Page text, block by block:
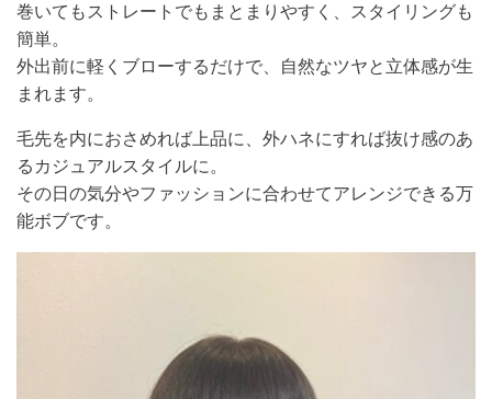
巻いてもストレートでもまとまりやすく、スタイリングも
簡単。
外出前に軽くブローするだけで、自然なツヤと立体感が生
まれます。
毛先を内におさめれば上品に、外ハネにすれば抜け感のあ
るカジュアルスタイルに。
その日の気分やファッションに合わせてアレンジできる万
能ボブです。